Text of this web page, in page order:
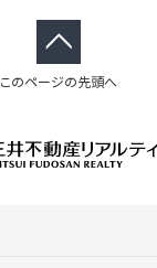
このページの先頭へ